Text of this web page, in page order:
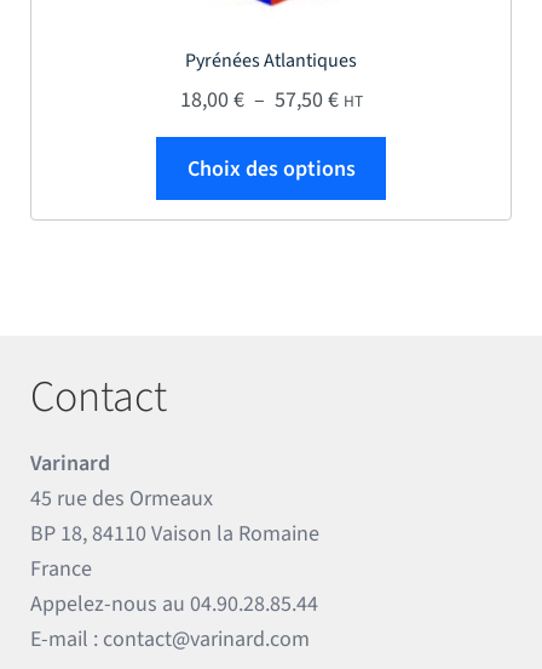
Pyrénées Atlantiques
18,00€ – 57,50€Plage de prix : 18,00 €
HT
Choix des options
Contact
Varinard
45 rue des Ormeaux
BP 18, 84110 Vaison la Romaine
France
Appelez-nous au04.90.28.85.44
E-mail : contact@varinard.com